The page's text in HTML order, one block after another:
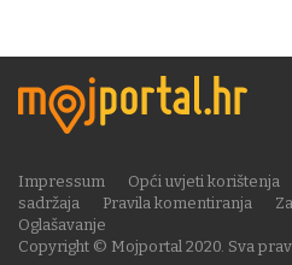
Copyright © Mojportal 2020. Sva
Impressum Opći uvjeti korištenja
sadržaja
Pravila komentiranja
Oglašavanje